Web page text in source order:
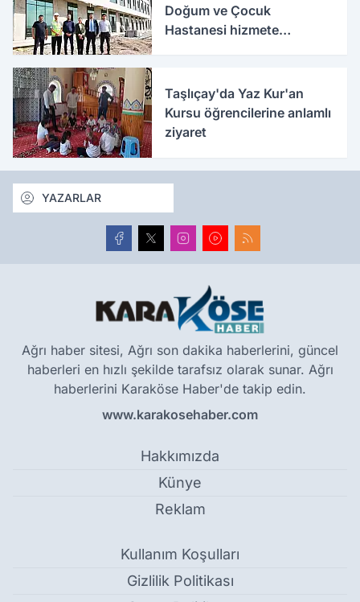
Doğum ve Çocuk
Hastanesi hizmete
Taşlıçay'da Yaz Kur'an
Kursu öğrencilerine anlamlı
ziyaret
YAZARLAR
Ağrı haber sitesi, Ağrı son dakika haberlerini, güncel
haberleri en hızlı şekilde tarafsız olarak sunar. Ağrı
haberlerini Karaköse Haber'de takip edin.
www.karakosehaber.com
Hakkımızda
Künye
Reklam
Kullanım Koşulları
Gizlilik Politikası